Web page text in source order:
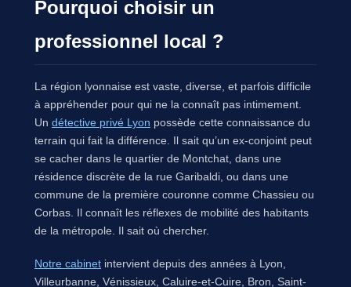
Pourquoi choisir un
professionnel local ?
La région lyonnaise est vaste, diverse, et parfois difficile
à appréhender pour qui ne la connaît pas intimement.
Un détective privé Lyon possède cette connaissance du
terrain qui fait la différence. Il sait qu’un ex-conjoint peut
se cacher dans le quartier de Montchat, dans une
résidence discrète de la rue Garibaldi, ou dans une
commune de la première couronne comme Chassieu ou
Corbas. Il connaît les réflexes de mobilité des habitants
de la métropole. Il sait où chercher.
Notre cabinet intervient depuis des années à Lyon,
Villeurbanne, Vénissieux, Caluire-et-Cuire, Bron, Saint-